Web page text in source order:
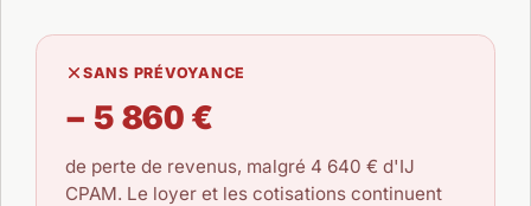
SANS PRÉVOYANCE
− 5 860 €
de perte de revenus, malgré 4 640 € d'IJ
CPAM. Le loyer et les cotisations continuent